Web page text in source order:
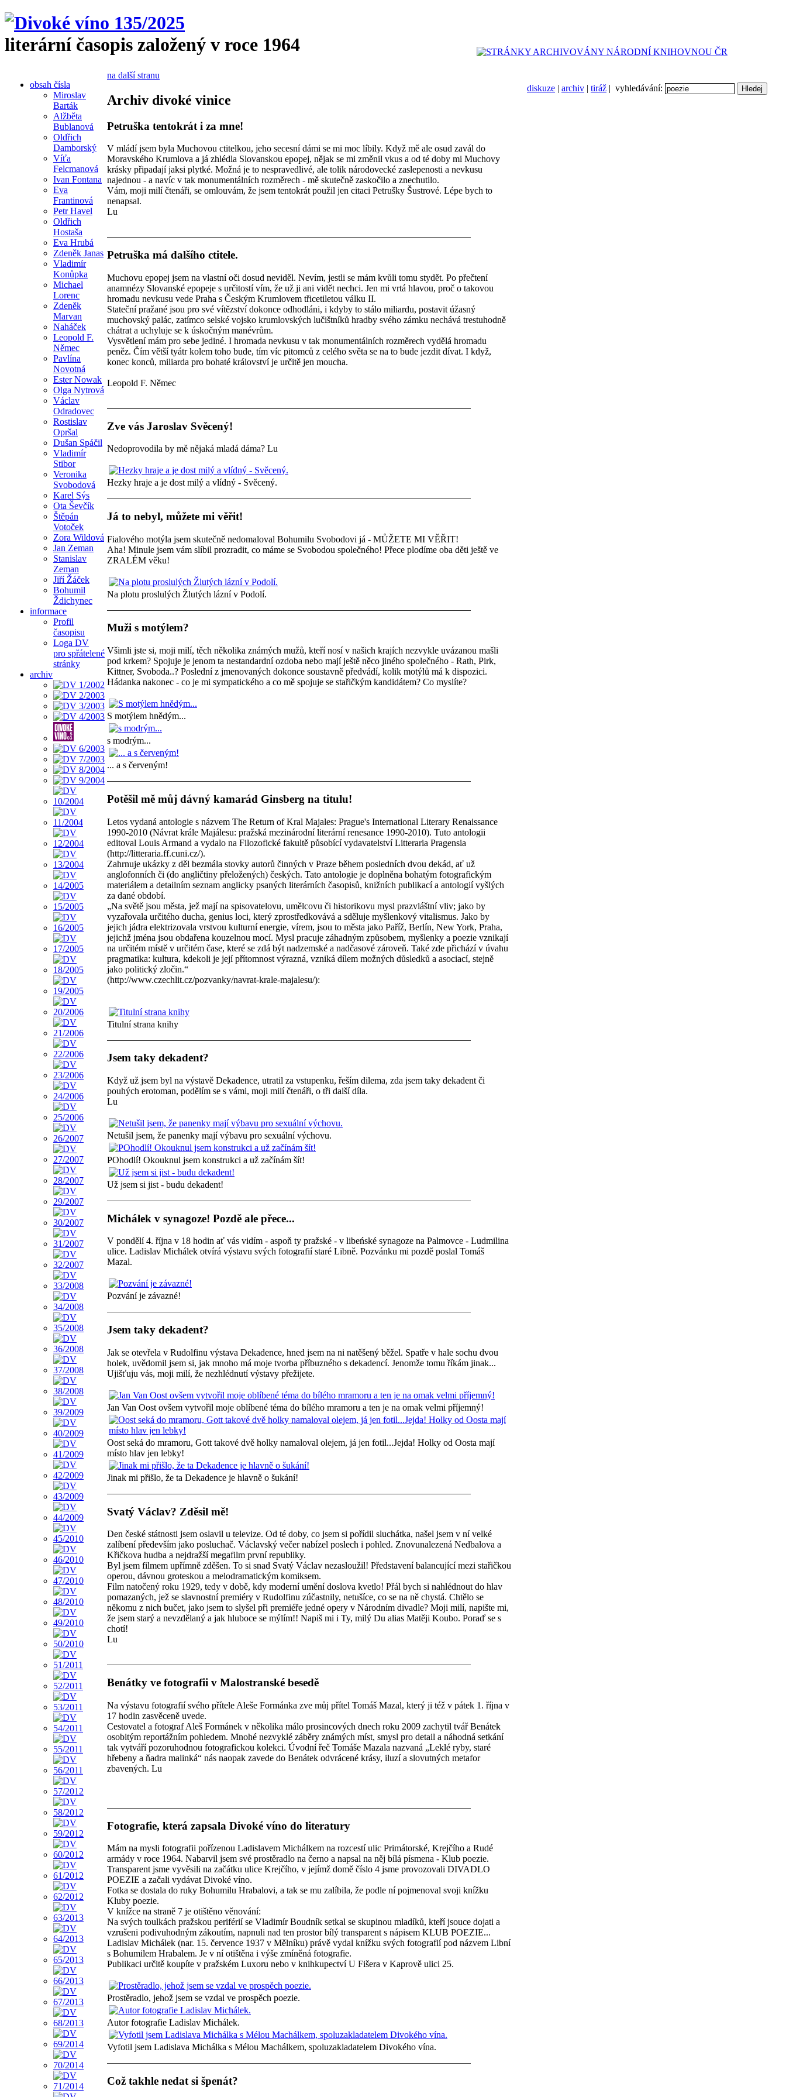
literární časopis založený v roce 1964
diskuze | archiv | tiráž | vyhledávání:
obsah čísla
Miroslav
Barták
Alžběta
Bublanová
Oldřich
Damborský
Víťa
Felcmanová
Ivan Fontana
Eva
Frantinová
Petr Havel
Oldřich
Hostaša
Eva Hrubá
Zdeněk Janas
Vladimír
Konůpka
Michael
Lorenc
Zdeněk
Marvan
Naháček
Leopold F.
Němec
Pavlína
Novotná
Ester Nowak
Olga Nytrová
Václav
Odradovec
Rostislav
Opršal
Dušan Spáčil
Vladimír
Stibor
Veronika
Svobodová
Karel Sýs
Ota Ševčík
Štěpán
Votoček
Zora Wildová
Jan Zeman
Stanislav
Zeman
Jiří Žáček
Bohumil
Ždichynec
informace
Profil
časopisu
Loga DV
pro spřátelené
stránky
archiv
na další stranu
Archiv divoké vinice
Petruška tentokrát i za mne!
V mládí jsem byla Muchovou ctitelkou, jeho secesní dámi se mi moc líbily. Když mě ale osud zavál do
Moravského Krumlova a já zhlédla Slovanskou epopej, nějak se mi změnil vkus a od té doby mi Muchovy
krásky připadají jaksi plytké. Možná je to nespravedlivé, ale tolik národovecké zaslepenosti a nevkusu
najednou - a navíc v tak monumentálních rozměrech - mě skutečně zaskočilo a znechutilo.
Vám, moji milí čtenáři, se omlouvám, že jsem tentokrát použil jen citaci Petrušky Šustrové. Lépe bych to
nenapsal.
Lu
Petruška má dalšího ctitele.
Muchovu epopej jsem na vlastní oči dosud neviděl. Nevím, jestli se mám kvůli tomu stydět. Po přečtení
anamnézy Slovanské epopeje s určitostí vím, že už ji ani vidět nechci. Jen mi vrtá hlavou, proč o takovou
hromadu nevkusu vede Praha s Českým Krumlovem třicetiletou válku II.
Stateční pražané jsou pro své vítězství dokonce odhodláni, i kdyby to stálo miliardu, postavit úžasný
muchovský palác, zatímco selské vojsko krumlovských lučištníků hradby svého zámku nechává trestuhodně
chátrat a uchyluje se k úskočným manévrům.
Vysvětlení mám pro sebe jediné. I hromada nevkusu v tak monumentálních rozměrech vydělá hromadu
peněz. Čím větší tyátr kolem toho bude, tím víc pitomců z celého světa se na to bude jezdit dívat. I když,
konec konců, miliarda pro bohaté království je určitě jen moucha.
Leopold F. Němec
Zve vás Jaroslav Svěcený!
Nedoprovodila by mě nějaká mladá dáma? Lu
Hezky hraje a je dost milý a vlídný - Svěcený.
Já to nebyl, můžete mi věřit!
Fialového motýla jsem skutečně nedomaloval Bohumilu Svobodovi já - MŮŽETE MI VĚŘIT!
Aha! Minule jsem vám slíbil prozradit, co máme se Svobodou společného! Přece plodíme oba děti ještě ve
ZRALÉM věku!
Na plotu proslulých Žlutých lázní v Podolí.
Muži s motýlem?
Všimli jste si, moji milí, těch několika známých mužů, kteří nosí v našich krajích nezvykle uvázanou mašli
pod krkem? Spojuje je jenom ta nestandardní ozdoba nebo mají ještě něco jiného společného - Rath, Pirk,
Kittner, Svoboda..? Poslední z jmenovaných dokonce soustavně předvádí, kolik motýlů má k dispozici.
Hádanka nakonec - co je mi sympatického a co mě spojuje se stařičkým kandidátem? Co myslíte?
S motýlem hnědým...
s modrým...
... a s červeným!
Potěšil mě můj dávný kamarád Ginsberg na titulu!
Letos vydaná antologie s názvem The Return of Kral Majales: Prague's International Literary Renaissance
1990-2010 (Návrat krále Majálesu: pražská mezinárodní literární renesance 1990-2010). Tuto antologii
editoval Louis Armand a vydalo na Filozofické fakultě působící vydavatelství Litteraria Pragensia
(http://litteraria.ff.cuni.cz/).
Zahrnuje ukázky z děl bezmála stovky autorů činných v Praze během posledních dvou dekád, ať už
anglofonních či (do angličtiny přeložených) českých. Tato antologie je doplněna bohatým fotografickým
materiálem a detailním seznam anglicky psaných literárních časopisů, knižních publikací a antologií vyšlých
za dané období.
„Na světě jsou města, jež mají na spisovatelovu, umělcovu či historikovu mysl prazvláštní vliv; jako by
vyzařovala určitého ducha, genius loci, který zprostředkovává a sděluje myšlenkový vitalismus. Jako by
jejich jádra elektrizovala vrstvou kulturní energie, vírem, jsou to města jako Paříž, Berlín, New York, Praha,
jejichž jména jsou obdařena kouzelnou mocí. Mysl pracuje záhadným způsobem, myšlenky a poezie vznikají
na určitém místě v určitém čase, které se zdá být nadzemské a nadčasové zároveň. Také zde přichází v úvahu
pragmatika: kultura, kdekoli je její přítomnost výrazná, vzniká dílem možných důsledků a asociací, stejně
jako politický zločin.“
(http://www.czechlit.cz/pozvanky/navrat-krale-majalesu/):
Titulní strana knihy
Jsem taky dekadent?
Když už jsem byl na výstavě Dekadence, utratil za vstupenku, řeším dilema, zda jsem taky dekadent či
pouhých erotoman, podělím se s vámi, moji milí čtenáři, o tři další díla.
Lu
Netušil jsem, že panenky mají výbavu pro sexuální výchovu.
POhodlí! Okouknul jsem konstrukci a už začínám šít!
Už jsem si jist - budu dekadent!
Michálek v synagoze! Pozdě ale přece...
V pondělí 4. října v 18 hodin ať vás vidím - aspoň ty pražské - v libeńské synagoze na Palmovce - Ludmilina
ulice. Ladislav Michálek otvírá výstavu svých fotografií staré Libně. Pozvánku mi pozdě poslal Tomáš
Mazal.
Pozvání je závazné!
Jsem taky dekadent?
Jak se otevřela v Rudolfinu výstava Dekadence, hned jsem na ni natěšený běžel. Spatře v hale sochu dvou
holek, uvědomil jsem si, jak mnoho má moje tvorba příbuzného s dekadencí. Jenomže tomu říkám jinak...
Ujišťuju vás, moji milí, že nezhlédnutí výstavy přežijete.
Jan Van Oost ovšem vytvořil moje oblíbené téma do bílého mramoru a ten je na omak velmi příjemný!
Oost seká do mramoru, Gott takové dvě holky namaloval olejem, já jen fotil...Jejda! Holky od Oosta mají
místo hlav jen lebky!
Jinak mi přišlo, že ta Dekadence je hlavně o šukání!
Svatý Václav? Zděsil mě!
Den české státnosti jsem oslavil u televize. Od té doby, co jsem si pořídil sluchátka, našel jsem v ní velké
zalíbení především jako posluchač. Václavský večer nabízel poslech i pohled. Znovunalezená Nedbalova a
Křičkova hudba a nejdražší megafilm první republiky.
Byl jsem filmem upřímně zděšen. To si snad Svatý Václav nezasloužil! Představení balancující mezi stařičkou
operou, dávnou groteskou a melodramatickým komiksem.
Film natočený roku 1929, tedy v době, kdy moderní umění doslova kvetlo! Přál bych si nahlédnout do hlav
pomazaných, jež se slavnostní premiéry v Rudolfinu zúčastnily, netušíce, co se na ně chystá. Chtělo se
někomu z nich bučet, jako jsem to slyšel při premiéře jedné opery v Národním divadle? Moji milí, napište mi,
že jsem starý a nevzdělaný a jak hluboce se mýlím!! Napiš mi i Ty, milý Du alias Matěji Koubo. Poraď se s
chotí!
Lu
Benátky ve fotografii v Malostranské besedě
Na výstavu fotografií svého přítele Aleše Formánka zve můj přítel Tomáš Mazal, který ji též v pátek 1. října v
17 hodin zasvěceně uvede.
Cestovatel a fotograf Aleš Formánek v několika málo prosincových dnech roku 2009 zachytil tvář Benátek
osobitým reportážním pohledem. Mnohé nezvyklé záběry známých míst, smysl pro detail a náhodná setkání
tak vytváří pozoruhodnou fotografickou kolekci. Úvodní řeč Tomáše Mazala nazvaná „Leklé ryby, staré
hřebeny a ňadra malinká“ nás naopak zavede do Benátek odvrácené krásy, iluzí a slovutných metafor
zbavených. Lu
Fotografie, která zapsala Divoké víno do literatury
Mám na mysli fotografii pořízenou Ladislavem Michálkem na rozcestí ulic Primátorské, Krejčího a Rudé
armády v roce 1964. Nabarvil jsem své prostěradlo na černo a napsal na něj bílá písmena - Klub poezie.
Transparent jsme vyvěsili na začátku ulice Krejčího, v jejímž domě číslo 4 jsme provozovali DIVADLO
POEZIE a začali vydávat Divoké víno.
Fotka se dostala do ruky Bohumilu Hrabalovi, a tak se mu zalíbila, že podle ní pojmenoval svoji knížku
Kluby poezie.
V knížce na straně 7 je otištěno věnování:
Na svých toulkách pražskou periférií se Vladimír Boudník setkal se skupinou mladíků, kteří jsouce dojati a
vzrušeni podivuhodným zákoutím, napnuli nad ten prostor bílý transparent s nápisem KLUB POEZIE...
Ladislav Michálek (nar. 15. července 1937 v Mělníku) právě vydal knížku svých fotografií pod názvem Libní
s Bohumilem Hrabalem. Je v ní otištěna i výše zmíněná fotografie.
Publikaci určitě koupíte v pražském Luxoru nebo v knihkupectví U Fišera v Kaprově ulici 25.
Prostěradlo, jehož jsem se vzdal ve prospěch poezie.
Autor fotografie Ladislav Michálek.
Vyfotil jsem Ladislava Michálka s Mélou Machálkem, spoluzakladatelem Divokého vína.
Což takhle nedat si špenát?